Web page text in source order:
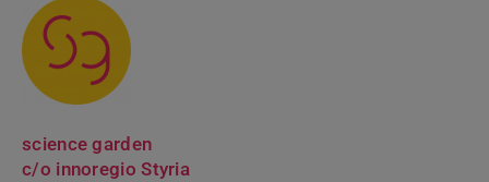
science garden
c/o innoregio Styria